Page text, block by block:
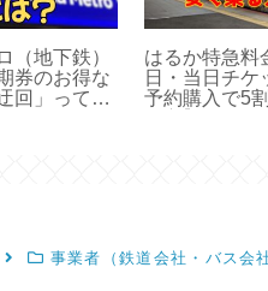
（地下鉄）
券のお得な
回」って知
はるか特急料
日・当日チケ
予約購入で5
事業者（鉄道会社・バス会